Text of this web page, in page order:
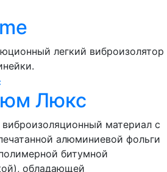
легкий виброизолятор
Люкс
материал с
алюминиевой фольги
битумной
обладающей